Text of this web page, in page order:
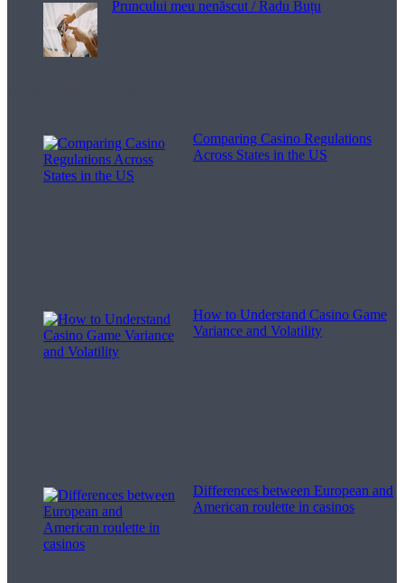
Pruncului meu nenăscut / Radu Buțu
Comparing Casino Regulations
Across States in the US
How to Understand Casino Game
Variance and Volatility
Differences between European and
American roulette in casinos